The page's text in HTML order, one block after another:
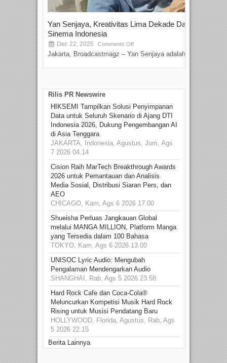
Yan Senjaya, Kreativitas Lima Dekade Dalam
Sinema Indonesia
Dec 22, 2025 Comments Off
Jakarta, Broadcastmagz – Yan Senjaya adalah...
Rilis PR Newswire
HIKSEMI Tampilkan Solusi Penyimpanan
Data untuk Seluruh Skenario di Ajang DTI
Indonesia 2026, Dukung Pengembangan AI
di Asia Tenggara
JAKARTA, Indonesia, Agustus, Jum, Ags
7 2026 04.14
Cision Raih MarTech Breakthrough Awards
2026 untuk Pemantauan dan Analisis
Media Sosial, Distribusi Siaran Pers, dan
AEO
CHICAGO, Kam, Ags 6 2026 17.00
Shueisha Perluas Jangkauan Global
melalui MANGA MILLION, Platform Manga
yang Tersedia dalam 100 Bahasa
TOKYO, Kam, Ags 6 2026 13.00
UNISOC Lyric Audio: Mengubah
Pengalaman Mendengarkan Audio
SHANGHAI, Rab, Ags 5 2026 23.58
Hard Rock Cafe dan Coca-Cola®
Meluncurkan Kompetisi Musik Hard Rock
Rising untuk Musisi Pendatang Baru
HOLLYWOOD, Florida, Agustus, Rab, Ags
5 2026 22.15
Berita Lainnya